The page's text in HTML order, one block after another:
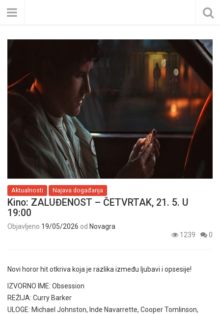
Aktualnosti Najava događanja
Kino: ZALUĐENOST – ČETVRTAK, 21. 5. U
19:00
Objavljeno 19/05/2026 od Novagra
1239
0
Novi horor hit otkriva koja je razlika između ljubavi i opsesije!
IZVORNO IME: Obsession
REŽIJA: Curry Barker
ULOGE: Michael Johnston, Inde Navarrette, Cooper Tomlinson,